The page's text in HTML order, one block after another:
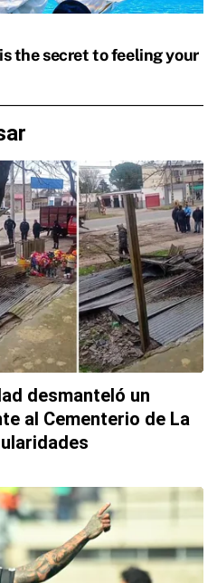
desmanteló un
al Cementerio de La